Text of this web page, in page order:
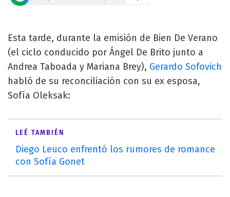
Esta tarde, durante la emisión de Bien De Verano
(el ciclo conducido por Ángel De Brito junto a
Andrea Taboada y Mariana Brey), Gerardo Sofovich
habló de su reconciliación con su ex esposa,
Sofía Oleksak:
LEÉ TAMBIÉN
Diego Leuco enfrentó los rumores de romance
con Sofía Gonet